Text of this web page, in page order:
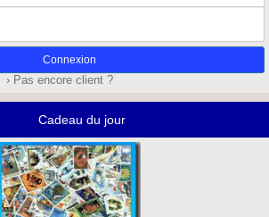
› Pas encore client ?
Cadeau du jour